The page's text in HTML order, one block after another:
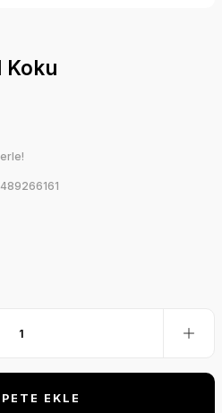
Koku
EKLE